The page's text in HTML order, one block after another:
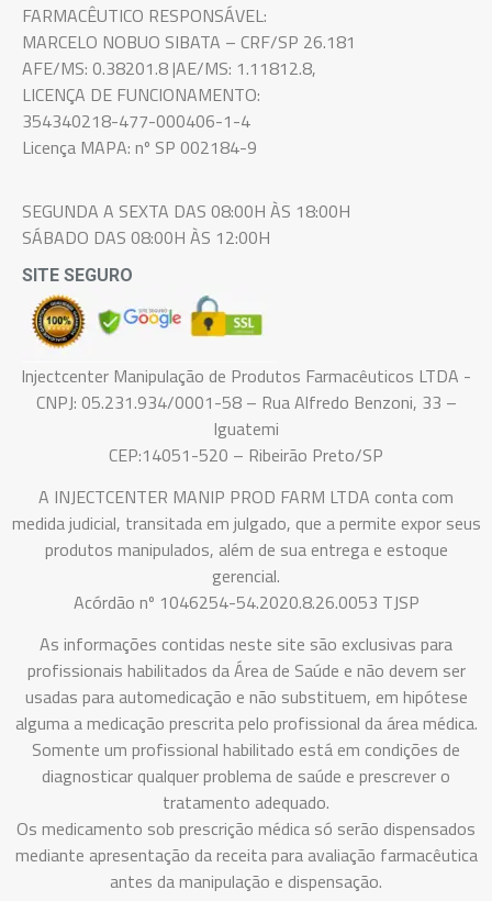
FARMACÊUTICO RESPONSÁVEL:
MARCELO NOBUO SIBATA – CRF/SP 26.181
AFE/MS: 0.38201.8 |AE/MS: 1.11812.8,
LICENÇA DE FUNCIONAMENTO:
354340218-477-000406-1-4
Licença MAPA: nº SP 002184-9
SEGUNDA A SEXTA DAS 08:00H ÀS 18:00H
SÁBADO DAS 08:00H ÀS 12:00H
SITE SEGURO
Injectcenter Manipulação de Produtos Farmacêuticos LTDA -
CNPJ: 05.231.934/0001-58 – Rua Alfredo Benzoni, 33 –
Iguatemi
CEP:14051-520 – Ribeirão Preto/SP
A INJECTCENTER MANIP PROD FARM LTDA conta com
medida judicial, transitada em julgado, que a permite expor seus
produtos manipulados, além de sua entrega e estoque
gerencial.
Acórdão nº 1046254-54.2020.8.26.0053 TJSP
As informações contidas neste site são exclusivas para
profissionais habilitados da Área de Saúde e não devem ser
usadas para automedicação e não substituem, em hipótese
alguma a medicação prescrita pelo profissional da área médica.
Somente um profissional habilitado está em condições de
diagnosticar qualquer problema de saúde e prescrever o
tratamento adequado.
Os medicamento sob prescrição médica só serão dispensados
mediante apresentação da receita para avaliação farmacêutica
antes da manipulação e dispensação.